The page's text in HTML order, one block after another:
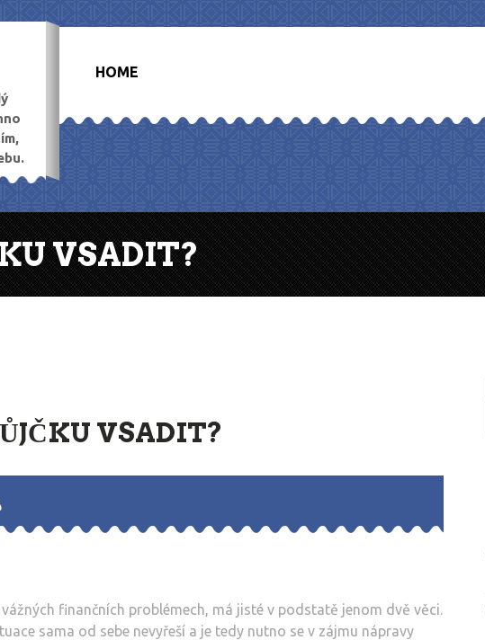
HOME
VSADIT?
VSADIT?
finančních problémech, má jisté v podstatě jenom dvě věci.
sama od sebe nevyřeší a je tedy nutno se v zájmu nápravy